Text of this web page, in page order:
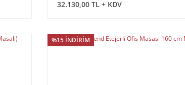
32.130,00 TL + KDV
%15 İNDİRİM